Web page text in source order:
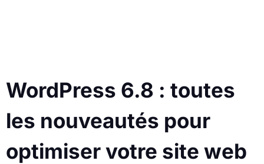
WordPress 6.8 : toutes
les nouveautés pour
optimiser votre site web